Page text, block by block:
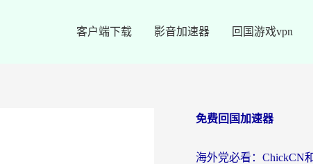
客户端下载 影音加速器 回国游戏vpn
免费回国加速器